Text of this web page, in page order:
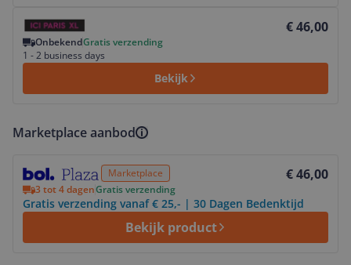
€ 46,00
OnbekendGratis verzending
1 - 2 business days
Bekijk
Bekijk product
Marketplace aanbod
Marketplace € 46,00
3 tot 4 dagenGratis verzending
Gratis verzending vanaf € 25,- | 30 Dagen Bedenktijd
Bekijk product